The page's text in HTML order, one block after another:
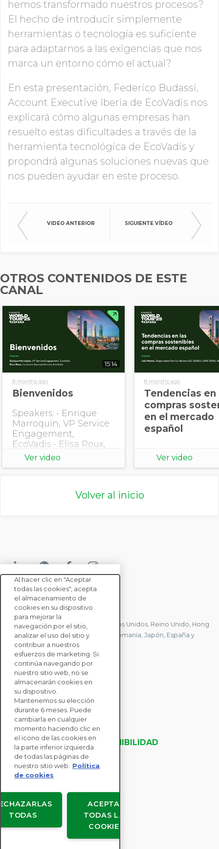
Cargo
Ingresos Anuales Globales
Industry
País
INFORMACIÓN DE
hemos transformado nuestros procesos?
El hecho de introducir simplemente
herramientas o tecnología es suficiente
para adaptarnos a las exigencias que nos
marca un entorno cómo el actual?
En esta presentación, Federico Budassi,
Account Executive Iberia de EcoVadis nos
explicará cómo algunas empresas han
resuelto estas dificultades a través de la
herramienta tecnológica de EcoVadis y
propondrá algunas soluciones nuevas que
nos pueden ayudar en este proceso.
VIDEO ANTERIOR SIGUIENTE VÍDEO
OTROS CONTENIDOS DE ESTE
CANAL
15:14
8 months ago
Bienvenidos
Speakers: • Enrique
Marroquin, VP Service
Engagement,
EcoVadis • Elisa Roux,
Customer Success
Ver video
8 months ago
Tendencias en
compras
en el mercado
español
Ver video
Volver al inicio
CONTACTE CON NOSOTROS
Tenemos oficinas en Francia, Estados Unidos, Reino Unido, Hong
Kong, Mauricio, Polonia, Canadá, Alemania, Japón, España y
Singapur.
CONTACTE CON
NOSOTROS
SOLUCIONES
PARA EMPRESAS
EVALUACIONES DE SOSTENIBILIDAD
RECURSOS
ACERCA DE NOSOTROS
Copyright © EcoVadis
Acuerdos de usuario
Protección de datos
Al hacer clic en "Aceptar
todas las cookies", acepta
el almacenamiento de
cookies en su dispositivo
para mejorar la
navegación por el sitio,
analizar el uso del sitio y
contribuir a nuestros
esfuerzos de marketing. Si
continúa navegando por
nuestro sitio web, no se
almacenarán cookies en
su dispositivo.
Mantenemos su elección
durante 6 meses. Puede
cambiarla en cualquier
momento haciendo clic en
el icono de las cookies en
la parte inferior izquierda
de todas las páginas de
nuestro sitio web.
Política
de cookies
ACEPTAR
TODAS LAS
COOKIES
TODAS